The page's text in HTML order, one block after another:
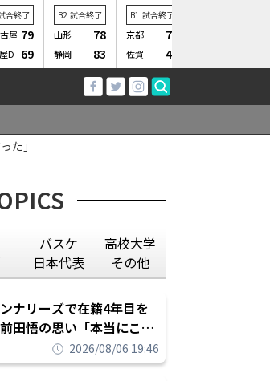
合終了
屋 79
D 69
B2 試合終了
山形 78
静岡 83
B1 試合終了
京都 70
佐賀 48
た」
バスケ
日本代表
高校大学
その他
ナリーズで在籍4年目を
田悟の思い「本当にこの
で勝ちたい、負けたまま舐
まま終わりたくない」
2026/08/06 19:46